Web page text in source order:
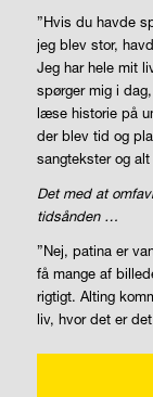
”Hvis du havde
jeg blev stor,
Jeg har hele mit
spørger mig i
læse historie på
der blev tid og
sangtekster og alt
Det med at
tidsånden …
”Nej, patina er
få mange af
rigtigt. Alting
liv, hvor det er